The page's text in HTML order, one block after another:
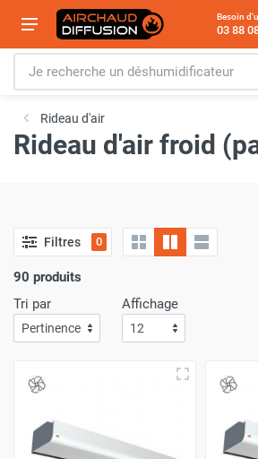
Besoin
03 88
Rideau d'air
Rideau d'air froid
Filtres 0
90 produits
Tri par
Affichage